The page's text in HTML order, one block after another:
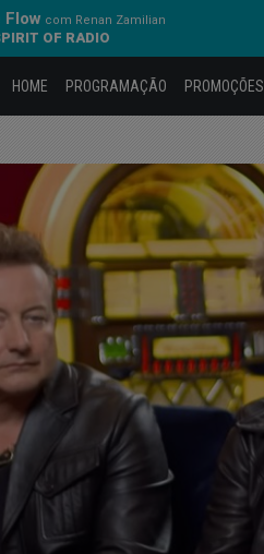
Flow com Renan Zamilian
OF RADIO
HOME PROGRAMAÇÃO PROMOÇÕES